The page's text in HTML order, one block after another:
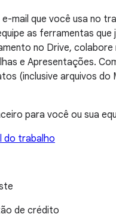
mail que você usa no
as ferramentas que
no Drive, colabore
e Apresentações.
(inclusive arquivos do
para você ou sua
do trabalho
de crédito